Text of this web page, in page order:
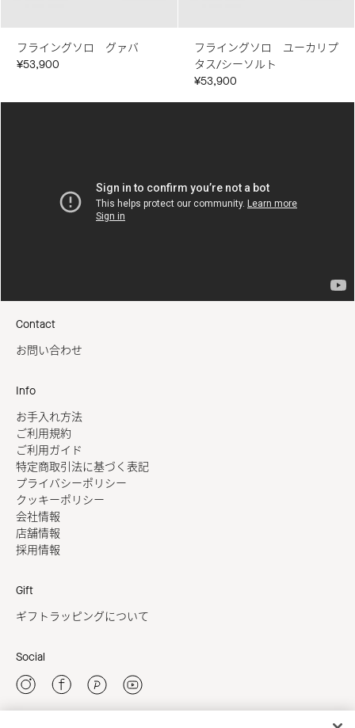
フライングソロ グァバ
¥53,900
フライングソロ ユーカリプ
タス/シーソルト
¥53,900
Contact
お問い合わせ
Info
お手入れ方法
ご利用規約
ご利用ガイド
特定商取引法に基づく表記
プライバシーポリシー
クッキーポリシー
会社情報
店舗情報
採用情報
Gift
ギフトラッピングについて
Social